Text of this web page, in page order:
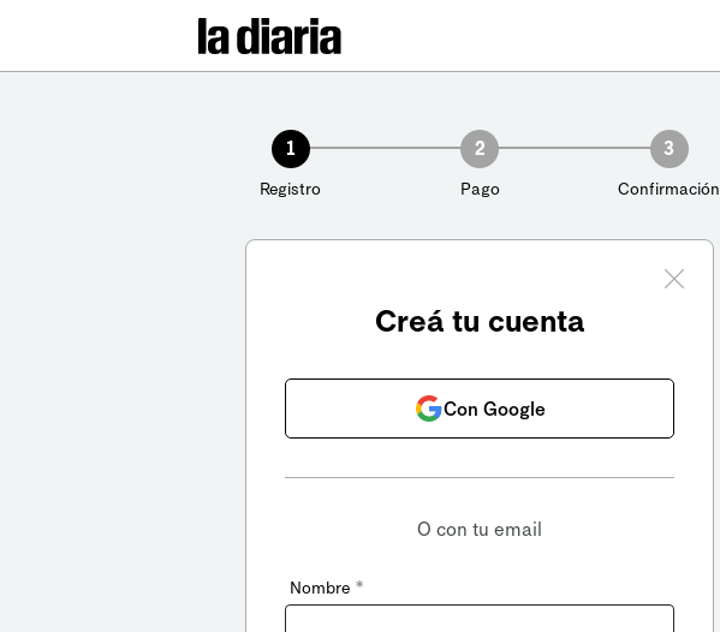
1
Registro
2
Pago
3
Confirmación
Creá tu cuenta
Con Google
O con tu email
Nombre *